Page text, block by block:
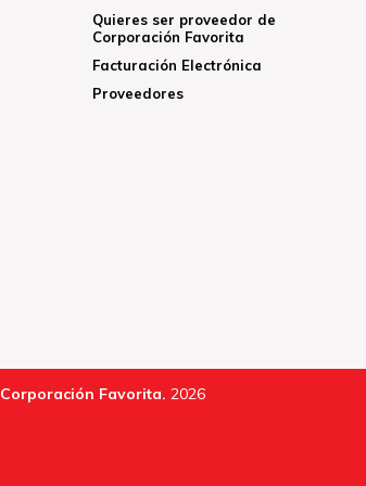
Quieres ser proveedor de
Corporación Favorita
Facturación Electrónica
Proveedores
Corporación Favorita. 2026